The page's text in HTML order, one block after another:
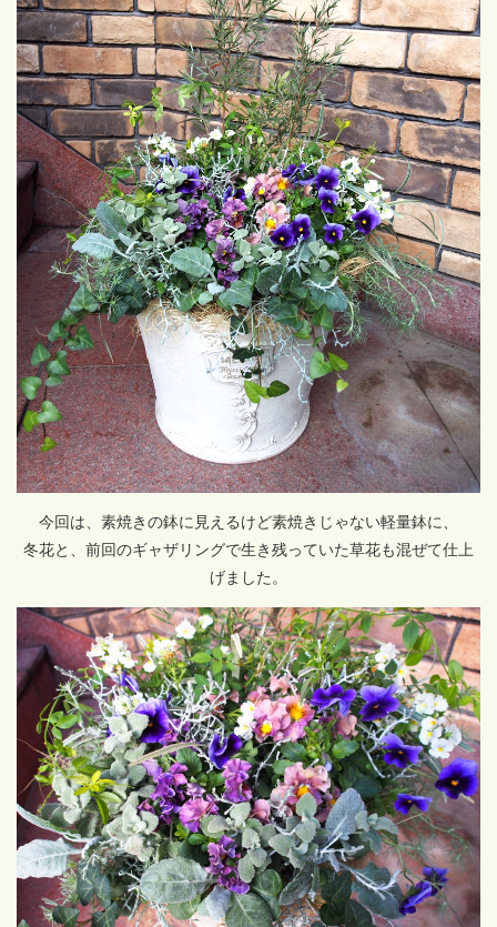
今回は、素焼きの鉢に見えるけど素焼きじゃない軽量鉢に、
冬花と、前回のギャザリングで生き残っていた草花も混ぜて仕上
げました。